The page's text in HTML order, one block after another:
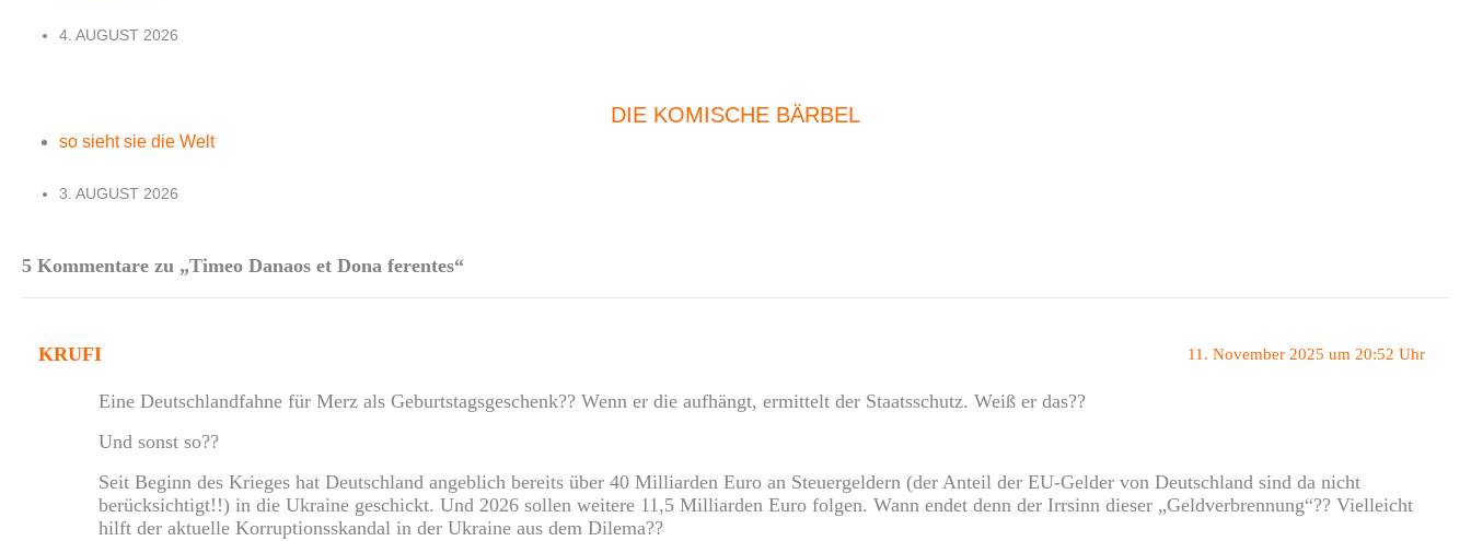
4. AUGUST 2026
DIE KOMISCHE BÄRBEL
so sieht sie die Welt
3. AUGUST 2026
5 Kommentare zu „Timeo Danaos et Dona ferentes“
KRUFI 11. November 2025 um 20:52 Uhr
Eine Deutschlandfahne für Merz als Geburtstagsgeschenk?? Wenn er die aufhängt, ermittelt der Staatsschutz. Weiß er das??
Und sonst so??
Seit Beginn des Krieges hat Deutschland angeblich bereits über 40 Milliarden Euro an Steuergeldern (der Anteil der EU-Gelder von Deutschland sind da nicht
berücksichtigt!!) in die Ukraine geschickt. Und 2026 sollen weitere 11,5 Milliarden Euro folgen. Wann endet denn der Irrsinn dieser „Geldverbrennung“?? Vielleicht
hilft der aktuelle Korruptionsskandal in der Ukraine aus dem Dilema??